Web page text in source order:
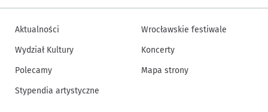
Aktualności
Wydział Kultury
Polecamy
Stypendia artystyczne
Wrocławskie festiwale
Koncerty
Mapa strony